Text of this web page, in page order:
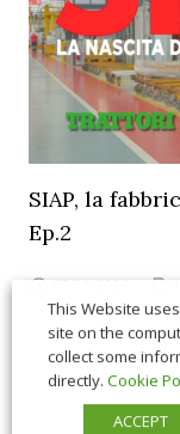
SIAP, la
Ep.2
This Website
site on the
collect some
directly. Cookie
ACCEPT